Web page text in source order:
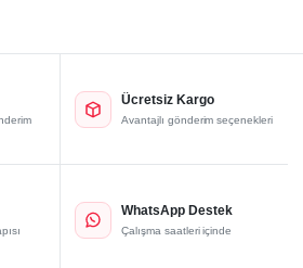
Ücretsiz Kargo
Avantajlı gönderim seçenekleri
WhatsApp Destek
Çalışma saatleri içinde